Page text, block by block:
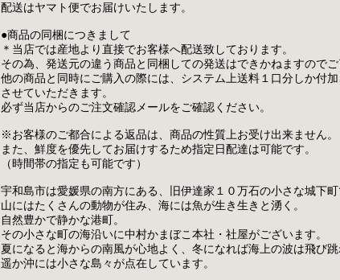
配送はヤマト便でお届けいたします。
●商品の同梱につきまして
＊当店では産地より直接でお客様へ配送致しております。
その為、発送元の違う商品と同梱しての発送はできかねますのでご
他の商品と同時にご購入の際には、システム上送料１口分しか付
させていただきます。
必ず当店からのご注文確認メールをご確認ください。
※お客様のご都合による返品は、商品の性質上お受け出来ません。
また、鮮度を優先してお届けするため指定日配達は可能です。
（時間帯の指定も可能です）
宇和島市は愛媛県の南方にある、旧伊達家１０万石の小さな城下町
山にはたくさんの動物が住み、海には魚が生き生きと湧く。
自然豊かで静かな港町。
その小さな町の海沿いに中村かまぼこ本社・社屋がございます。
夏になると海からの南風が心地よく、冬になれば海上の波は飛び跳
遥か沖には小さな島々が点在しています。